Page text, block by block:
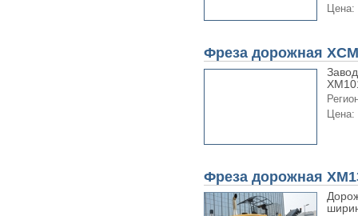
Цена:
Фреза дорожная
Цена:
Фреза дорожная